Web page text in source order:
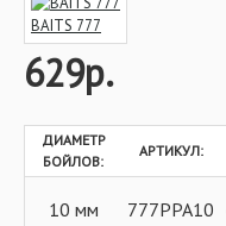
Характеристики:
- Тип: плавающие бойлы
- Серия: Fluoro Pop Ups
- Диаметр: 10 мм и 14
- Вес: 84 гр
629р.
BAITS 777
ДИАМЕТР
БОЙЛОВ:
АРТИКУЛ:
10 мм 777PPA10